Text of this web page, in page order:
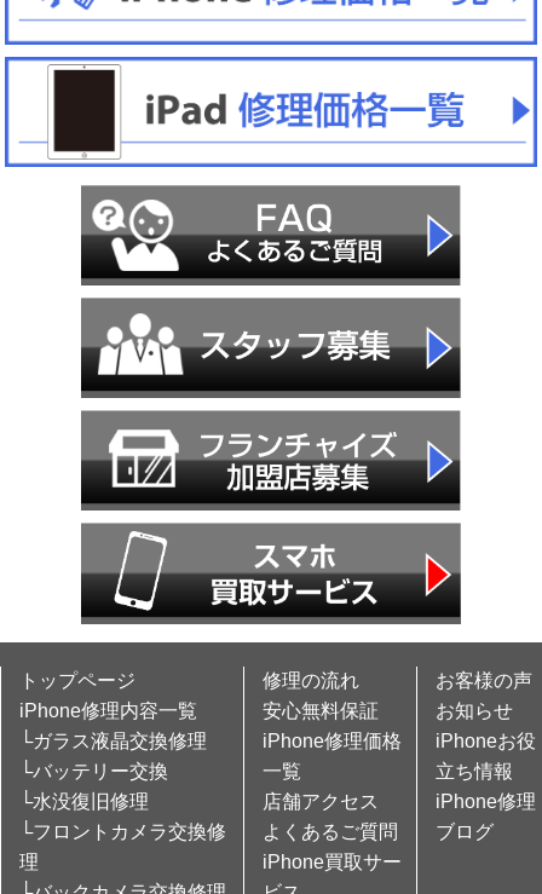
トップページ
iPhone修理内容一覧
└ガラス液晶交換修理
└バッテリー交換
└水没復旧修理
└フロントカメラ交換修
理
修理の流れ
安心無料保証
iPhone修理価格
一覧
店舗アクセス
よくあるご質問
iPhone買取サー
お客様の声
お知らせ
iPhoneお役
立ち情報
iPhone修理
ブログ